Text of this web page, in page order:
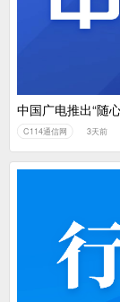
中国广电推出“随
C114通信网 3天前